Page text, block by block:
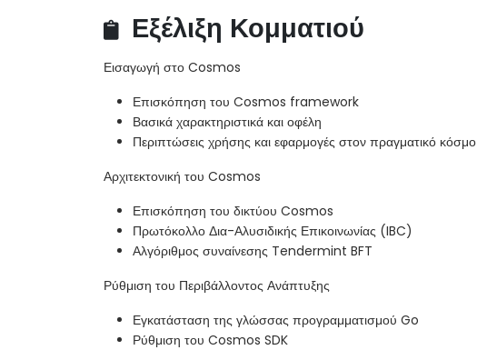
Εξέλιξη Κομματιού
Εισαγωγή στο Cosmos
Επισκόπηση του Cosmos framework
Βασικά χαρακτηριστικά και οφέλη
Περιπτώσεις χρήσης και εφαρμογές στον πραγματικό κόσμο
Αρχιτεκτονική του Cosmos
Επισκόπηση του δικτύου Cosmos
Πρωτόκολλο Δια-Αλυσιδικής Επικοινωνίας (IBC)
Αλγόριθμος συναίνεσης Tendermint BFT
Ρύθμιση του Περιβάλλοντος Ανάπτυξης
Εγκατάσταση της γλώσσας προγραμματισμού Go
Ρύθμιση του Cosmos SDK